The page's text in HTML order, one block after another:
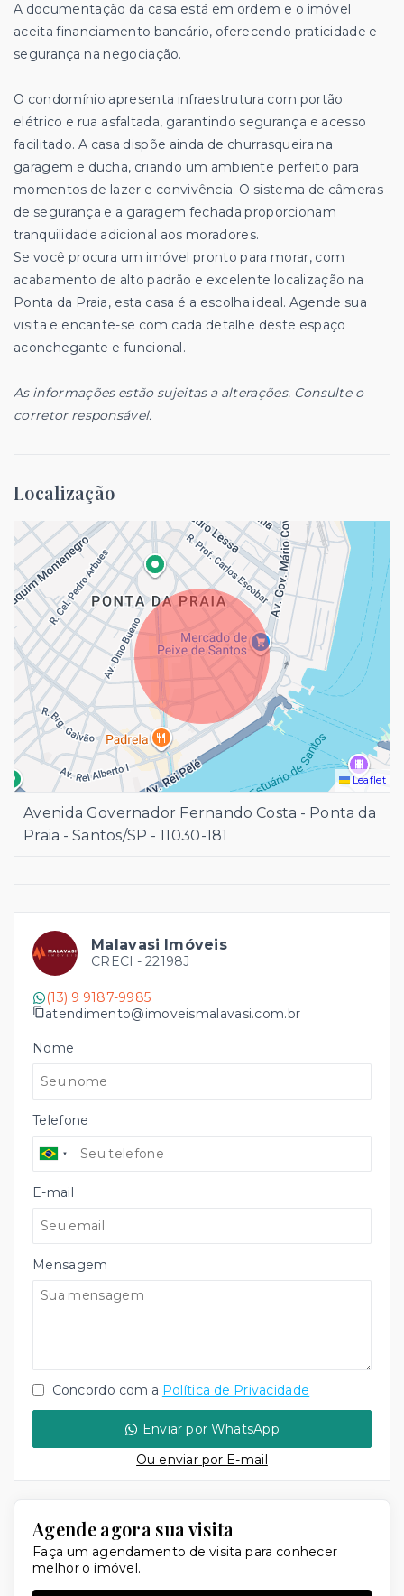
Malavasi Imóveis
CRECI - 22198J
(13) 9 9187-9985
atendimento@imoveismalavasi.com.br
Nome
Telefone
E-mail
Mensagem
Concordo com a Política de Privacidade
Enviar por WhatsApp
Ou enviar por E-mail
Agende agora sua visita
Faça um agendamento de visita para conhecer
melhor o imóvel.
A documentação da casa está em ordem e o imóvel
aceita financiamento bancário, oferecendo praticidade e
segurança na negociação.
O condomínio apresenta infraestrutura com portão
elétrico e rua asfaltada, garantindo segurança e acesso
facilitado. A casa dispõe ainda de churrasqueira na
garagem e ducha, criando um ambiente perfeito para
momentos de lazer e convivência. O sistema de câmeras
de segurança e a garagem fechada proporcionam
tranquilidade adicional aos moradores.
Se você procura um imóvel pronto para morar, com
acabamento de alto padrão e excelente localização na
Ponta da Praia, esta casa é a escolha ideal. Agende sua
visita e encante-se com cada detalhe deste espaço
aconchegante e funcional.
As informações estão sujeitas a alterações. Consulte o
corretor responsável.
Localização
Leaflet
Avenida Governador Fernando Costa - Ponta da
Praia - Santos/SP - 11030-181